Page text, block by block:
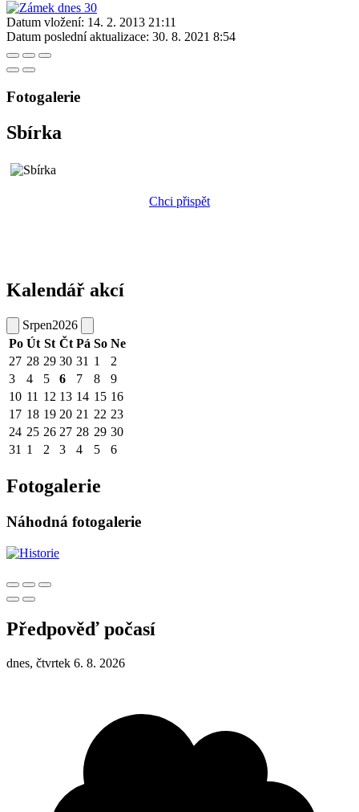
Datum vložení: 14. 2. 2013 21:11
Datum poslední aktualizace: 30. 8. 2021 8:54
Fotogalerie
Sbírka
Chci přispět
Kalendář akcí
Srpen2026
Po Út St Čt Pá So Ne
27 28 29 30 31 1
2
3
4 5 6 7 8
9
10 11 12 13 14 15 16
17 18 19 20 21 22 23
24 25 26 27 28 29 30
31 1 2 3 4 5 6
Fotogalerie
Náhodná fotogalerie
Předpověď počasí
dnes, čtvrtek 6. 8. 2026